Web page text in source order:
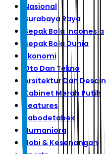
Nasional
Surabaya Raya
Sepak Bola Indonesia
Sepak Bola Dunia
Ekonomi
Oto Dan Tekno
Arsitektur Dan Desain
Kabinet Merah Putih
Features
Jabodetabek
Humaniora
Hobi & Kesenangan